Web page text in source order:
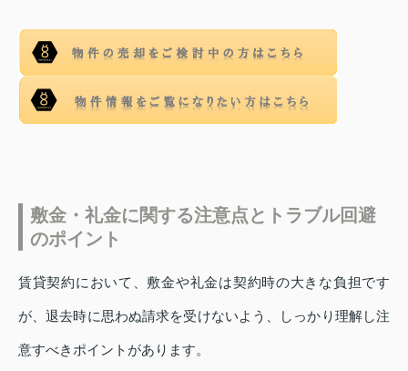
敷金・礼金に関する注意点とトラブル回避
のポイント
賃貸契約において、敷金や礼金は契約時の大きな負担です
が、退去時に思わぬ請求を受けないよう、しっかり理解し注
意すべきポイントがあります。